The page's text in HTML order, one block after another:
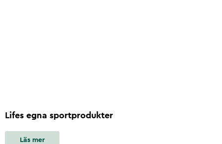
Lifes egna sportprodukter
Läs mer